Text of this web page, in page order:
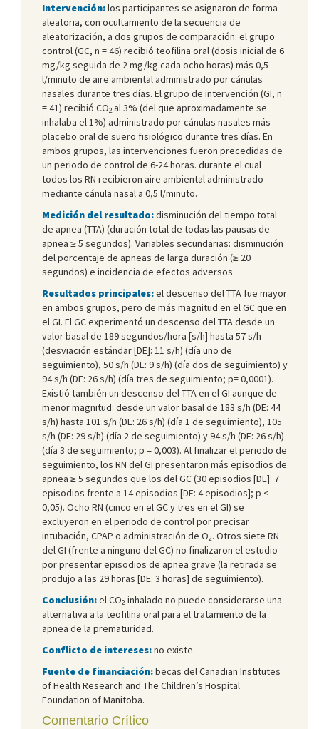
Intervención:los participantes se asignaron de forma
aleatoria, con ocultamiento de la secuencia de
aleatorización, a dos grupos de comparación: el grupo
control (GC, n = 46) recibió teofilina oral (dosis inicial de 6
mg/kg seguida de 2 mg/kg cada ocho horas) más 0,5
l/minuto de aire ambiental administrado por cánulas
nasales durante tres días. El grupo de intervención (GI, n
= 41) recibió CO2al 3% (del que aproximadamente se
inhalaba el 1%) administrado por cánulas nasales más
placebo oral de suero fisiológico durante tres días. En
ambos grupos, las intervenciones fueron precedidas de
un periodo de control de 6-24 horas. durante el cual
todos los RN recibieron aire ambiental administrado
mediante cánula nasal a 0,5 l/minuto.
Medición del resultado:disminución del tiempo total
de apnea (TTA) (duración total de todas las pausas de
apnea ≥ 5 segundos). Variables secundarias: disminución
del porcentaje de apneas de larga duración (≥ 20
segundos) e incidencia de efectos adversos.
Resultados principales:el descenso del TTA fue mayor
en ambos grupos, pero de más magnitud en el GC que en
el GI. El GC experimentó un descenso del TTA desde un
valor basal de 189 segundos/hora [s/h] hasta 57 s/h
(desviación estándar [DE]: 11 s/h) (día uno de
seguimiento), 50 s/h (DE: 9 s/h) (día dos de seguimiento) y
94 s/h (DE: 26 s/h) (día tres de seguimiento; p= 0,0001).
Existió también un descenso del TTA en el GI aunque de
menor magnitud: desde un valor basal de 183 s/h (DE: 44
s/h) hasta 101 s/h (DE: 26 s/h) (día 1 de seguimiento), 105
s/h (DE: 29 s/h) (día 2 de seguimiento) y 94 s/h (DE: 26 s/h)
(día 3 de seguimiento; p = 0,003). Al finalizar el periodo de
seguimiento, los RN del GI presentaron más episodios de
apnea ≥ 5 segundos que los del GC (30 episodios [DE]: 7
episodios frente a 14 episodios [DE: 4 episodios]; p <
0,05). Ocho RN (cinco en el GC y tres en el GI) se
excluyeron en el periodo de control por precisar
intubación, CPAP o administración de O2. Otros siete RN
del GI (frente a ninguno del GC) no finalizaron el estudio
por presentar episodios de apnea grave (la retirada se
produjo a las 29 horas [DE: 3 horas] de seguimiento).
Conclusión:el CO2 inhalado no puede considerarse una
alternativa a la teofilina oral para el tratamiento de la
apnea de la prematuridad.
Conflicto de intereses:no existe.
Fuente de financiación:becas del Canadian Institutes
of Health Research and The Children’s Hospital
Foundation of Manitoba.
Comentario Crítico